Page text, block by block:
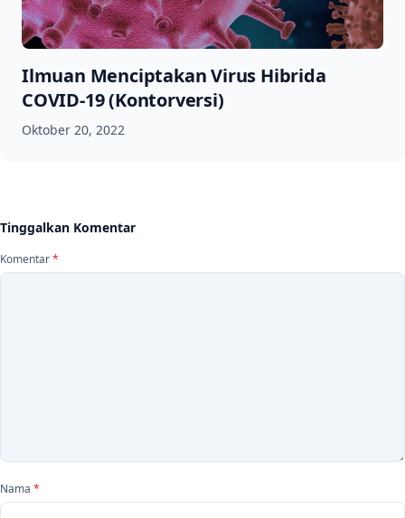
Ilmuan Menciptakan Virus Hibrida
COVID-19 (Kontorversi)
Oktober 20, 2022
Tinggalkan Komentar
Komentar*
Nama *